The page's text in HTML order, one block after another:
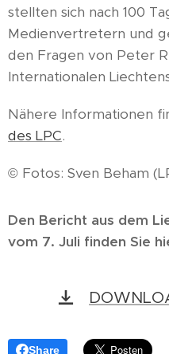
stellten sich nach 100
Medienvertretern und
den Fragen von Peter
Internationalen
Nähere Informationen
des LPC.
© Fotos: Sven Beham
Den Bericht aus dem
vom 7. Juli finden Sie
Share